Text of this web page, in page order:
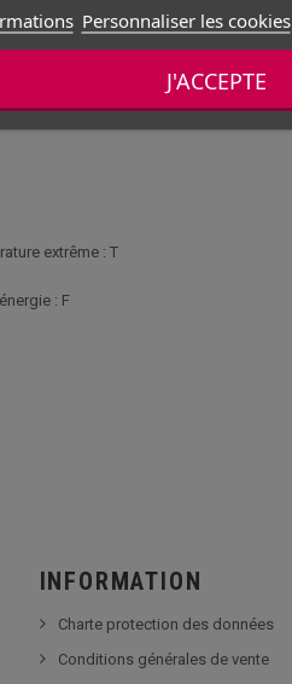
Personnaliser les cookies
J'ACCEPTE
extrême : T
: F
INFORMATION
Charte protection des données
Conditions générales de vente